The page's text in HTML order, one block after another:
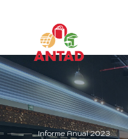
Informe Anual 2023